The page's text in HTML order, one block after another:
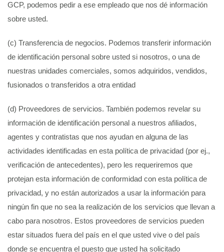
GCP, podemos pedir a ese empleado que nos dé información
sobre usted.
(c) Transferencia de negocios. Podemos transferir información
de identificación personal sobre usted si nosotros, o una de
nuestras unidades comerciales, somos adquiridos, vendidos,
fusionados o transferidos a otra entidad
(d) Proveedores de servicios. También podemos revelar su
información de identificación personal a nuestros afiliados,
agentes y contratistas que nos ayudan en alguna de las
actividades identificadas en esta política de privacidad (por ej.,
verificación de antecedentes), pero les requeriremos que
protejan esta información de conformidad con esta política de
privacidad, y no están autorizados a usar la información para
ningún fin que no sea la realización de los servicios que llevan a
cabo para nosotros. Estos proveedores de servicios pueden
estar situados fuera del país en el que usted vive o del país
donde se encuentra el puesto que usted ha solicitado